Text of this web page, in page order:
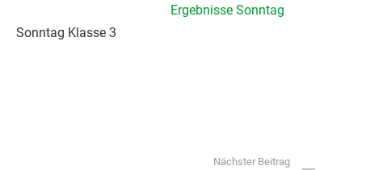
Sonntag Klasse 3
Ergebnisse Sonntag
Nächster Beitrag